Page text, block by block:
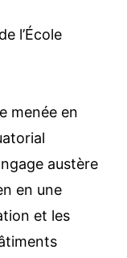
l’École
menée en
austère
en une
et les